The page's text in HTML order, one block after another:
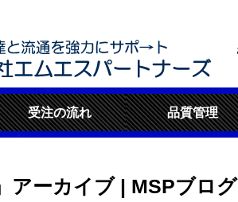
受注の流れ 品質管理
アーカイブ | MSPブログ